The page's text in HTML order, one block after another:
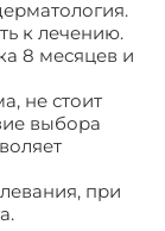
к лечению.
8 месяцев и
не стоит
выбора
при